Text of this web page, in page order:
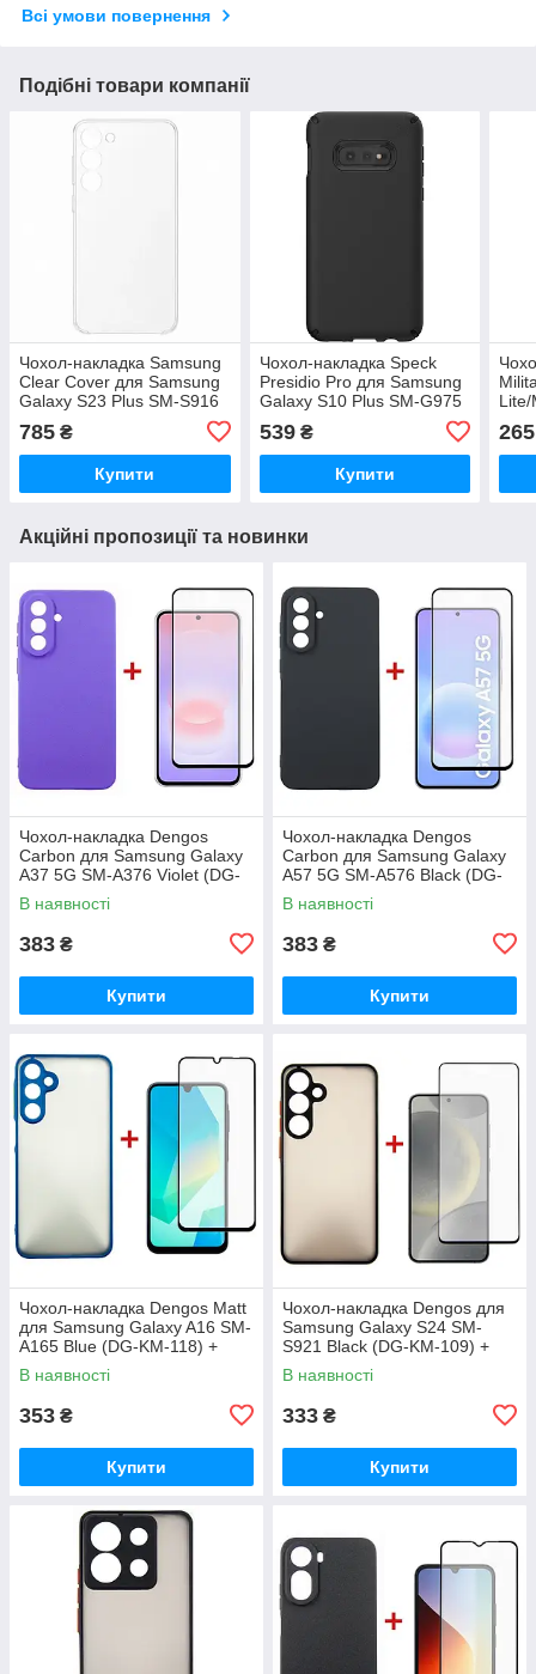
Всі умови повернення
Подібні товари компанії
Чохол-накладка Samsung
Clear Cover для Samsung
Galaxy S23 Plus SM-S916
QS916CTEGRU)
785 ₴
Купити
Чохол-накладка Speck
Presidio Pro для Samsung
Galaxy S10 Plus SM-G975
539₴
Купити
Lite/
265
Акційні пропозиції та новинки
Чохол-накладка Dengos
Carbon для Samsung Galaxy
A37 5G SM-A376 Violet (DG-
KM-201) + захисне скло
В наявності
383 ₴
Купити
Чохол-накладка Dengos
Carbon для Samsung Galaxy
A57 5G SM-A576 Black (DG-
KM-195) + захисне скло
В наявності
383 ₴
Купити
Чохол-накладка Dengos Matt
для Samsung Galaxy A16 SM-
A165 Blue (DG-KM-118) +
захисне скло
В наявності
353 ₴
Купити
Чохол-накладка Dengos для
Samsung Galaxy S24 SM-
S921 Black (DG-KM-109) +
захисне скло
В наявності
333 ₴
Купити